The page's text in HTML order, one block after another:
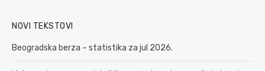
NOVI TEKSTOVI
Beogradska berza – statistika za jul 2026.